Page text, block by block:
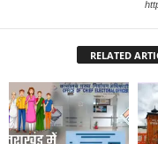
RELATED